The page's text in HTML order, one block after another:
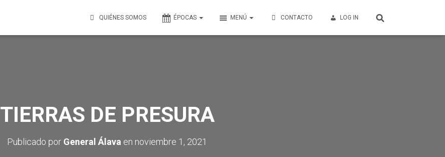
QUIÉNES SOMOS ÉPOCAS MENÚ CONTACTO LOG IN
TIERRAS DE PRESURA
Publicado por General Álava en noviembre 1, 2021